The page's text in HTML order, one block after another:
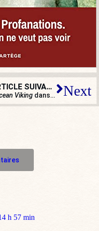
ARTICLE SUIVANT
Vikingdans l’arsenal de Toulon… la petite cuisine immigrationniste à l’abri des regards Next
h 57 min